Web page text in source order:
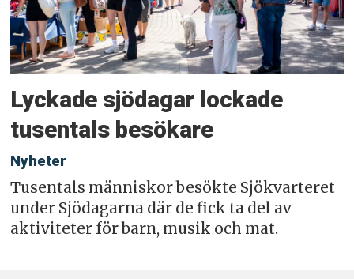
Lyckade sjödagar lockade
tusentals besökare
Nyheter
Tusentals människor besökte Sjökvarteret
under Sjödagarna där de fick ta del av
aktiviteter för barn, musik och mat.